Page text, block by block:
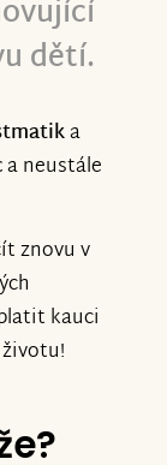
dětí.
a
a neustále
znovu v
kauci